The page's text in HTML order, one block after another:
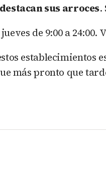
destacan sus arroces.
de 9:00 a 24:00.
establecimientos
más pronto que